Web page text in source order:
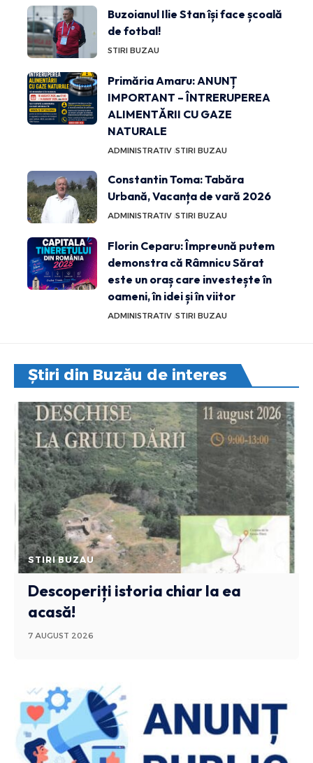
Buzoianul Ilie Stan își face școală
de fotbal!
STIRI BUZAU
Primăria Amaru: ANUNȚ
IMPORTANT – ÎNTRERUPEREA
ALIMENTĂRII CU GAZE
NATURALE
ADMINISTRATIV STIRI BUZAU
Constantin Toma: Tabăra
Urbană, Vacanța de vară 2026
ADMINISTRATIV STIRI BUZAU
Florin Ceparu: Împreună putem
demonstra că Râmnicu Sărat
este un oraș care investește în
oameni, în idei și în viitor
ADMINISTRATIV STIRI BUZAU
Știri din Buzău de interes
STIRI BUZAU
Descoperiți istoria chiar la ea
acasă!
7 AUGUST 2026